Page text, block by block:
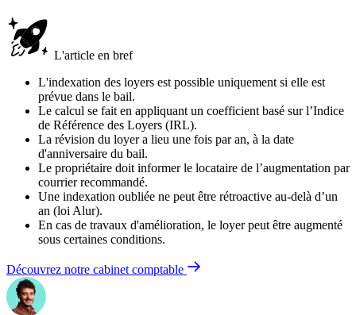
L'article en bref
L'indexation des loyers est possible uniquement si elle est
prévue dans le bail.
Le calcul se fait en appliquant un coefficient basé sur l’Indice
de Référence des Loyers (IRL).
La révision du loyer a lieu une fois par an, à la date
d'anniversaire du bail.
Le propriétaire doit informer le locataire de l’augmentation par
courrier recommandé.
Une indexation oubliée ne peut être rétroactive au-delà d’un
an (loi Alur).
En cas de travaux d'amélioration, le loyer peut être augmenté
sous certaines conditions.
Découvrez notre cabinet comptable